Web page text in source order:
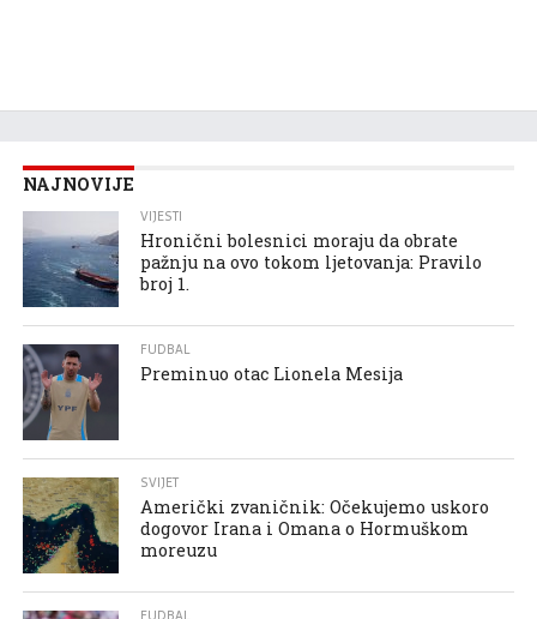
NAJNOVIJE
VIJESTI
Hronični bolesnici moraju da obrate
pažnju na ovo tokom ljetovanja: Pravilo
broj 1.
FUDBAL
Preminuo otac Lionela Mesija
SVIJET
Američki zvaničnik: Očekujemo uskoro
dogovor Irana i Omana o Hormuškom
moreuzu